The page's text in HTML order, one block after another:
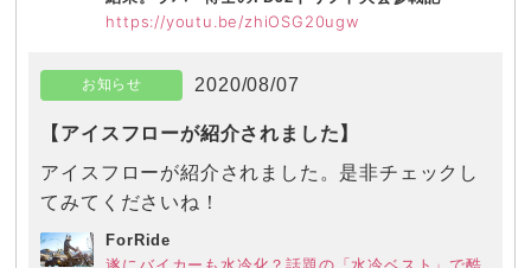
https://youtu.be/zhiOSG20ugw
お知らせ 2020/08/07
【アイスフローが紹介されました】
アイスフローが紹介されました。是非チェックし
てみてくださいね！
ForRide
遂にバイカーも水冷化？話題の「水冷ベスト」で酷